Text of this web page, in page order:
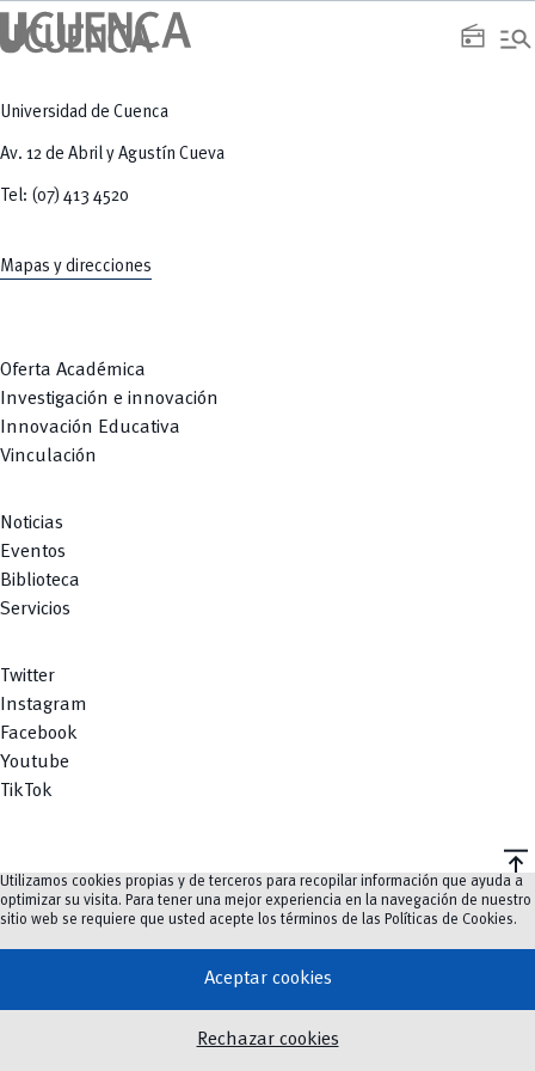
radio manage_search
Universidad de Cuenca
Av. 12 de Abril y Agustín Cueva
Tel: (07) 413 4520
Mapas y direcciones
Oferta Académica
Investigación e innovación
Innovación Educativa
Vinculación
Noticias
Eventos
Biblioteca
Servicios
Twitter
Instagram
Facebook
Youtube
TikTok
vertical_align_top
©2023-2026UCuenca.
Utilizamos cookies propias y de terceros para recopilar información que ayuda a
optimizar su visita. Para tener una mejor experiencia en la navegación de nuestro
sitio web se requiere que usted acepte los términos de las Políticas de Cookies.
Aceptar cookies
Rechazar cookies